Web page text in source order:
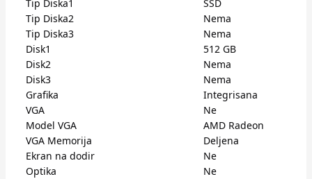
Tip Diska1
SSD
Tip Diska2
Nema
Tip Diska3
Nema
Disk1
512 GB
Disk2
Nema
Disk3
Nema
Grafika
Integrisana
VGA
Ne
Model VGA
AMD Radeon
VGA Memorija
Deljena
Ekran na dodir
Ne
Optika
Ne